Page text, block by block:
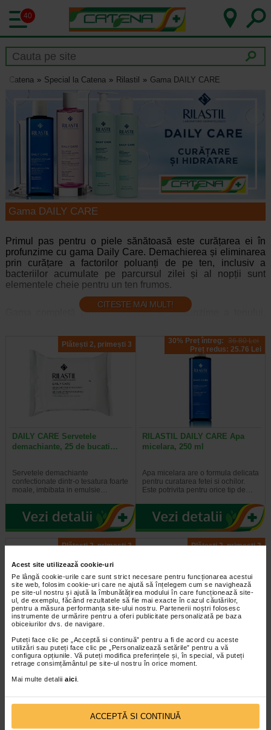
Acest site utilizează cookie-uri
Pe lângă cookie-urile care sunt strict necesare pentru funcționarea acestui
site web, folosim cookie-uri care ne ajută să înțelegem cum se navighează
pe site-ul nostru și ajută la îmbunătățirea modului în care funcționează site-
ul, de exemplu, făcând rezultatele să fie mai exacte în cazul căutărilor,
pentru a măsura performanța site-ului nostru. Partenerii noștri folosesc
instrumente de urmărire pentru a oferi publicitate personalizată pe baza
obiceiurilor dvs. de navigare.
Puteți face clic pe „Acceptă si continuă” pentru a fi de acord cu aceste
utilizări sau puteți face clic pe „Personalizează setările” pentru a vă
configura opțiunile. Vă puteți modifica preferințele și, în special, vă puteți
retrage consimțământul pe site-ul nostru în orice moment.
Mai multe detalii aici
ACCEPTĂ SI CONTINUĂ
40
Catena Special la Catena Rilastil Gama DAILY CARE
Gama DAILY CARE
Primul pas pentru o piele sănătoasă este curățarea ei în
profunzime cu gama Daily Care. Demachierea și eliminarea
prin curățare a factorilor poluanți de pe ten, inclusiv a
bacteriilor acumulate pe parcursul zilei și al nopții sunt
elementele cheie pentru un ten frumos.
Gama completă pentru curăţarea în profunzime a tenului,
oferind catifelare pielii. Prin îndepărtarea în profunzime a
impurităţilor, li se permite porilor să respire, ajutând astfel şi
la menţinerea pH-ului normal al pielii.
INGREDIENTE ACTIVE
Linia verde:
tonifiante și revitalizante)
Capriloil glicină(studiat, astfel încât să reducă nivelul
Linia roz:
Apă de hamamelis , cu propietăţi emoliente și
Rutină, cu propietăţi vasoprotective și de diminuare a
roșeţii pielii
TRATAMENTE ZILNICE
LINIA ALBASTRĂ – TOATE TIPURILE DE TEN
Rilastil Daily Care Apă micelară 250 ml
Rilastil Daily Care Șerveţele demachiante 25 buc
Rilastil Daily Care Gel de curăţare purificator 200 ml
CITESTE MAI MULT!
Plătești 2, primești 3
DAILY CARE Servetele
demachiante, 25 de bucati…
Servetele demachiante
confectionate dintr-o tesatura foarte
moale, imbibata in emulsie…
30% Preț întreg: 36.80 Lei
Preț redus: 25.76 Lei
RILASTIL DAILY CARE Apa
micelara, 250 ml
Apa micelara are o formula delicata
pentru curatarea fetei si ochilor.
Este potrivita pentru orice tip de…
Plătești 2, primești 3
DAILY CARE Apa micelara
calmanta, 250 ml, RILASTIL
fetei si ochilor. Piele sensibila,
Plătești 2, primești 3
DAILY CARE Gel de curatare
purifiant, 200 ml, Rilastil